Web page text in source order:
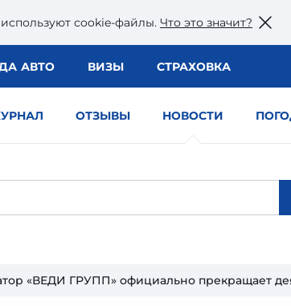
сookie-файлы. Что это значит?
АВТО ВИЗЫ СТРАХОВКА
ОТЗЫВЫ НОВОСТИ
«ВЕДИ ГРУПП» официально прекращает